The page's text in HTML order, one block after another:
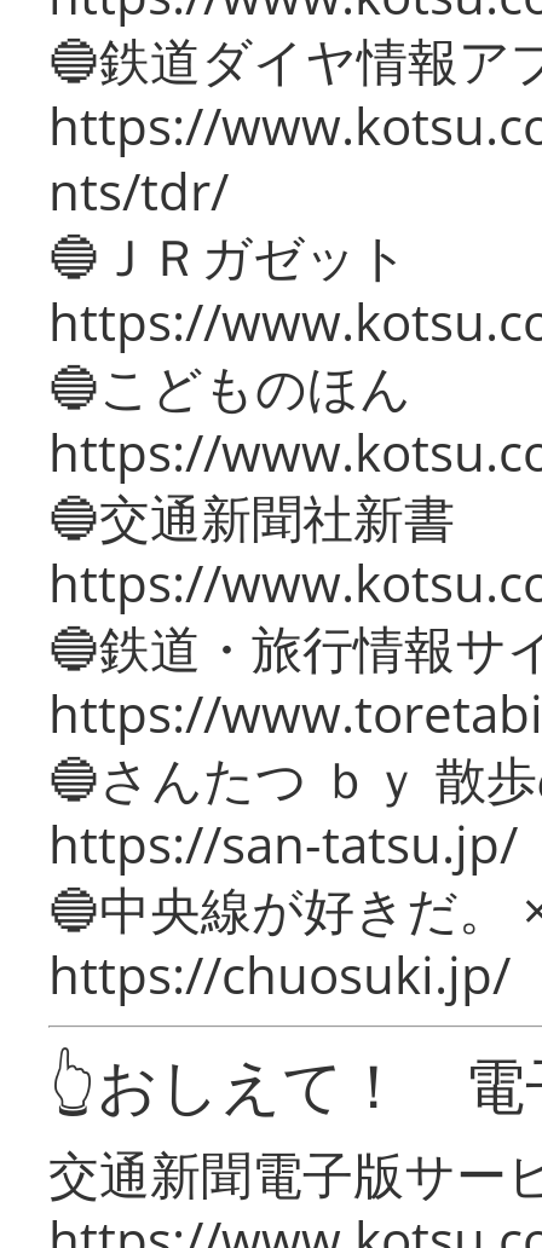
🔵鉄道ダイヤ情報ア
https://
nts/tdr/
🔵ＪＲガゼット
https://
🔵こどものほん
https://
🔵交通新聞社新書
https://
🔵鉄道・旅行情報サ
https://
🔵さんたつ ｂｙ 散
https://san-tatsu.jp/
🔵中央線が好きだ。
https://chuosuki.jp/
👆おしえて！ 電
交通新聞電子版サー